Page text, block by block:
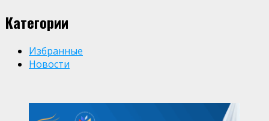
Категории
Избранные
Новости